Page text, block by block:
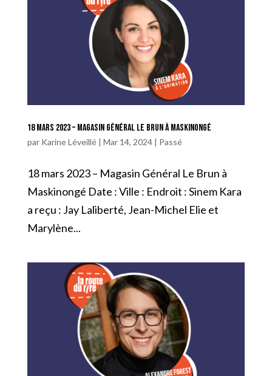
18 mars 2023 – Magasin Général Le Brun à Maskinongé
par Karine Léveillé| Mar 14, 2024| Passé
18 mars 2023 – Magasin Général Le Brun à
Maskinongé Date : Ville : Endroit : Sinem Kara
a reçu : Jay Laliberté, Jean-Michel Elie et
Marylène...